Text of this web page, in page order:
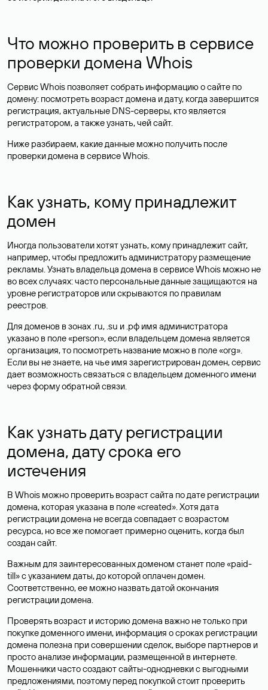
Что можно проверить в сервисе
проверки домена Whois
Сервис Whois позволяет собрать информацию о сайте по
домену: посмотреть возраст домена и дату, когда завершится
регистрация, актуальные DNS-серверы, кто является
регистратором, а также узнать, чей сайт.
Ниже разбираем, какие данные можно получить после
проверки домена в сервисе Whois.
Как узнать, кому принадлежит
домен
Иногда пользователи хотят узнать, кому принадлежит сайт,
например, чтобы предложить администратору размещение
рекламы. Узнать владельца домена в сервисе Whois можно не
во всех случаях: часто персональные данныезащищаются на
уровне регистраторов или скрываются по правилам
реестров.
Для доменов в зонах .ru, .su и .рф имя администратора
указано в поле «person», если владельцем домена является
организация, то посмотреть название можно в поле «org».
Если вы не знаете, на чье имя зарегистрирован домен, сервис
дает возможность связаться с владельцем доменного имени
через форму обратной связи.
Как узнать дату регистрации
домена, дату срока его
истечения
В Whois можно проверить возраст сайта по дате регистрации
домена, которая указана в поле «created». Хотя дата
регистрации домена не всегда совпадает с возрастом
ресурса, но все же помогает примерно оценить, когда был
создан сайт.
Важным для заинтересованных доменом станет поле «paid-
till» с указанием даты, до которой оплачен домен.
Соответственно, ее можно назвать датой окончания
регистрации домена.
Проверять возраст и историю домена важно не только при
покупке доменного имени, информация о сроках регистрации
домена полезна при совершении сделок, выборе партнеров и
просто анализе информации, размещенной в интернете.
Мошенники часто создают сайты-однодневки с выгодными
предложениями, поэтому перед покупкой стоит проверить